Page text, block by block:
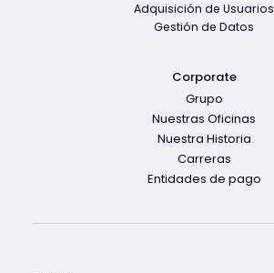
Adquisición de Usuarios
Gestión de Datos
Corporate
Grupo
Nuestras Oficinas
Nuestra Historia
Carreras
Entidades de pago